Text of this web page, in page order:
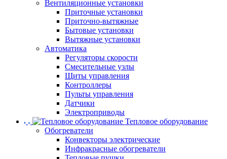
Вентиляционные установки
Приточные установки
Приточно-вытяжные
Бытовые установки
Вытяжные установки
Автоматика
Регуляторы скорости
Смесительные узлы
Щиты управления
Контроллеры
Пульты управления
Датчики
Электроприводы
Тепловое оборудование
Обогреватели
Конвекторы электрические
Инфракрасные обогреватели